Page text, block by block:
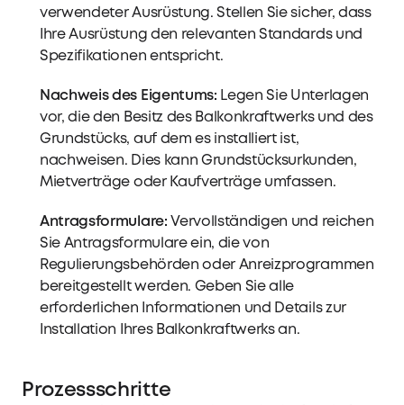
verwendeter Ausrüstung. Stellen Sie sicher, dass
Ihre Ausrüstung den relevanten Standards und
Spezifikationen entspricht.
Nachweis des Eigentums: Legen Sie Unterlagen
vor, die den Besitz des Balkonkraftwerks und des
Grundstücks, auf dem es installiert ist,
nachweisen. Dies kann Grundstücksurkunden,
Mietverträge oder Kaufverträge umfassen.
Antragsformulare: Vervollständigen und reichen
Sie Antragsformulare ein, die von
Regulierungsbehörden oder Anreizprogrammen
bereitgestellt werden. Geben Sie alle
erforderlichen Informationen und Details zur
Installation Ihres Balkonkraftwerks an.
Prozessschritte